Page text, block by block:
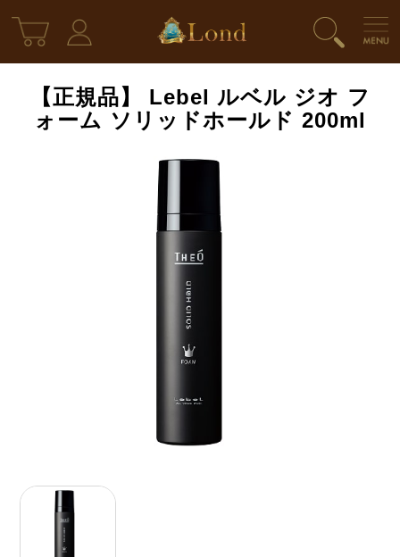
【正規品】 Lebel ルベル ジオ フ
ォーム ソリッドホールド 200ml